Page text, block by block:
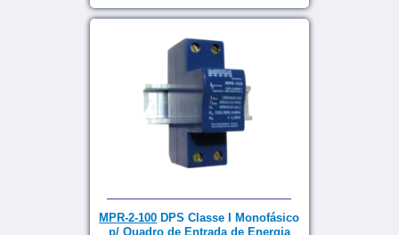
MPR-2-100 DPS Classe I Monofásico
p/ Quadro de Entrada de Energia